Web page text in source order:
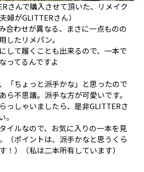
さんで購入させて頂いた、リメイク
婦がGLITTERさん）
合わせが異なる、まさに一点ものの
したリメパン。
して履くことも出来るので、一本で
ってるんですよ
「ちょっと派手かな」と思ったので
ら不思議。派手な方が可愛いです。
っしゃいましたら、是非GLITTERさ
。
イルなので、お気に入りの一本を見
（ポイントは、派手かなと思うくら
！）（私は二本所有しています）